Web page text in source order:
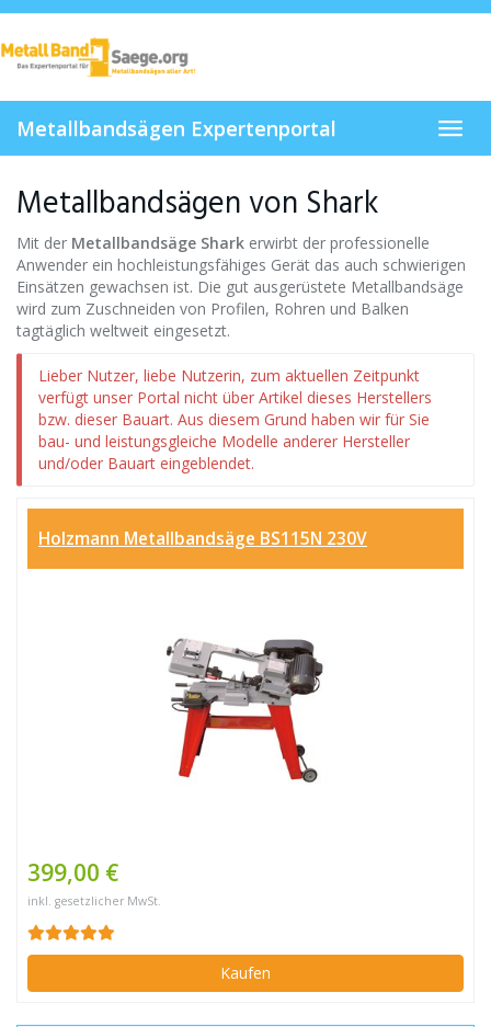
Skip
main
content
Metallbandsägen Expertenportal
Metallbandsägen von Shark
Mit der Metallbandsäge Shark erwirbt der professionelle
Anwender ein hochleistungsfähiges Gerät das auch schwierigen
Einsätzen gewachsen ist. Die gut ausgerüstete Metallbandsäge
wird zum Zuschneiden von Profilen, Rohren und Balken
tagtäglich weltweit eingesetzt.
Lieber Nutzer, liebe Nutzerin, zum aktuellen Zeitpunkt
verfügt unser Portal nicht über Artikel dieses Herstellers
bzw. dieser Bauart. Aus diesem Grund haben wir für Sie
bau- und leistungsgleiche Modelle anderer Hersteller
und/oder Bauart eingeblendet.
Holzmann Metallbandsäge BS115N 230V
399,00 €
inkl. gesetzlicher MwSt.
Kaufen